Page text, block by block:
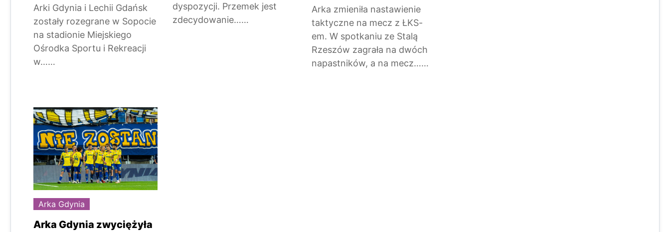
Arki Gdynia i Lechii Gdańsk
zostały rozegrane w Sopocie
na stadionie Miejskiego
Ośrodka Sportu i Rekreacji
w……
dyspozycji. Przemek jest
zdecydowanie……
Arka zmieniła nastawienie
taktyczne na mecz z ŁKS-
em. W spotkaniu ze Stalą
Rzeszów zagrała na dwóch
napastników, a na mecz……
Arka Gdynia
Arka Gdynia zwyciężyła